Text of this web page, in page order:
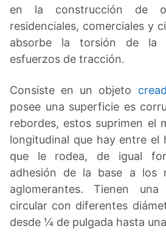
en la construcción de
residenciales, comerciales y
absorbe la torsión de la
esfuerzos de tracción.
Consiste en un objeto
posee una superficie es
rebordes, estos suprimen el
longitudinal que hay entre el
que le rodea, de igual
adhesión de la base a los
aglomerantes. Tienen
circular con diferentes
desde ¼ de pulgada hasta